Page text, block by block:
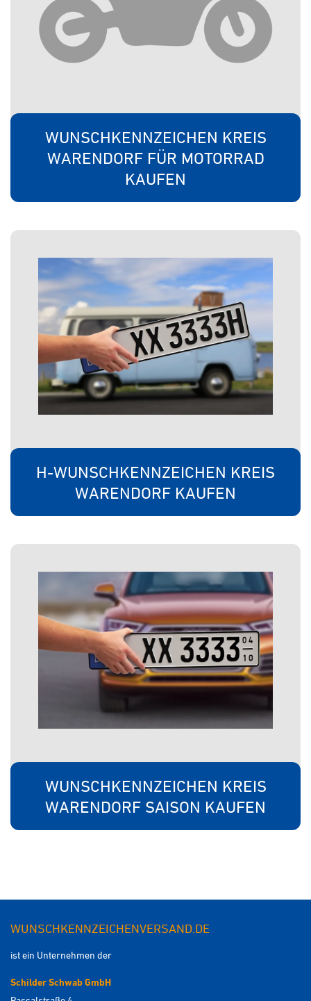
WUNSCHKENNZEICHEN KREIS
WARENDORF FÜR MOTORRAD
KAUFEN
H-WUNSCHKENNZEICHEN KREIS
WARENDORF KAUFEN
WUNSCHKENNZEICHEN KREIS
WARENDORF SAISON KAUFEN
WUNSCHKENNZEICHENVERSAND.DE
ist ein Unternehmen der
Schilder Schwab GmbH